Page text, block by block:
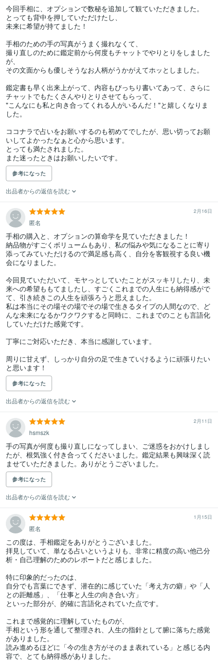
今回手相に、オプションで数秘を追加して観ていただきました。
とっても背中を押していただけたし、
未来に希望が持てました！
手相のための手の写真がうまく撮れなくて、
撮り直しのために鑑定前から何度もチャットでやりとりをしました
が、
その文面からも優しそうなお人柄がうかがえてホッとしました。
鑑定書も早く出来上がって、内容もびっちり書いてあって、さらに
チャットでもたくさんやりとりさせてもらって、
"こんなにも私と向き合ってくれる人がいるんだ！"と嬉しくなりま
した。
ココナラで占いをお願いするのも初めてでしたが、思い切ってお願
いしてよかったなぁと心から思います。
とっても満たされました。
また迷ったときはお願いしたいです。
参考になった
出品者からの返信を読む
2月16日
匿名
手相の購入と、オプションの算命学を見ていただきました！
納品物がすごくボリュームもあり、私の悩みや気になることに寄り
添ってみていただけるので満足感も高く、自分を客観視する良い機
会になりました。
今回見ていただいて、モヤっとしていたことがスッキリしたり、未
来への希望ももてましたし、すごくこれまでの人生にも納得感がで
て、引き続きこの人生を頑張ろうと思えました。
私は本当にその場その場でその場で生きるタイプの人間なので、ど
んな未来になるかワクワクすると同時に、これまでのことも言語化
していただけた感覚です。
丁寧にご対応いただき、本当に感謝しています。
周りに甘えず、しっかり自分の足で生きていけるように頑張りたい
と思います！
参考になった
出品者からの返信を読む
2月11日
hsmszk
手の写真が何度も撮り直しになってしまい、ご迷惑をおかけしまし
たが、根気強く付き合ってくださいました。鑑定結果も興味深く読
ませていただきました。ありがとうございました。
参考になった
出品者からの返信を読む
1月15日
匿名
この度は、手相鑑定をありがとうございました。
拝見していて、単なる占いというよりも、非常に精度の高い他己分
析・自己理解のためのレポートだと感じました。
特に印象的だったのは、
自分でも言葉にできず、潜在的に感じていた「考え方の癖」や「人
との距離感」、「仕事と人生の向き合い方」
といった部分が、的確に言語化されていた点です。
これまで感覚的に理解していたものが、
手相という形を通して整理され、人生の指針として腑に落ちた感覚
がありました。
読み進めるほどに「今の生き方がそのまま表れている」と感じる内
容で、とても納得感がありました。